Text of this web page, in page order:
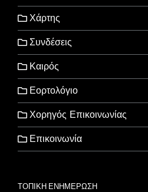
Χάρτης
Συνδέσεις
Καιρός
Εορτολόγιο
Χορηγός Επικοινωνίας
Επικοινωνία
ΤΟΠΙΚΗ ΕΝΗΜΕΡΩΣΗ